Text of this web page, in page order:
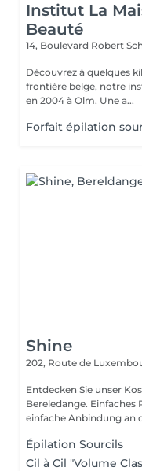
Institut La
Beauté
14, Boulevard Robert
Découvrez à quelques
frontière belge, notre
en 2004 à Olm. Une a...
Forfait épilation
Shine
202, Route de
Entdecken Sie unser
Bereledange. Einfaches Parken direkt vor der Tür. Gute und
einfache Anbindung an
Épilation Sourcils
Cil à Cil "Volume